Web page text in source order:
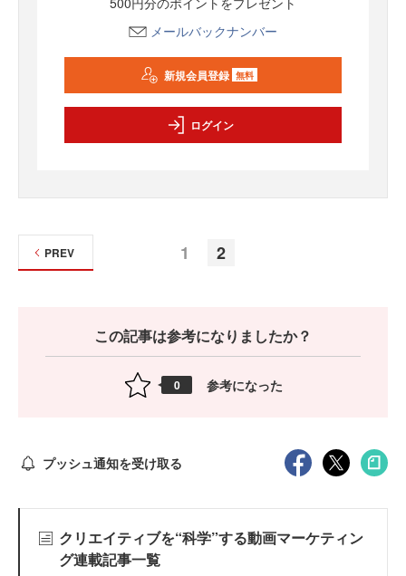
メールバックナンバー
新規会員登録 無料
ログイン
1 2
PREV
この記事は参考になりましたか？
0 参考になった
プッシュ通知を受け取る
クリエイティブを“科学”する動画マーケティン
グ連載記事一覧